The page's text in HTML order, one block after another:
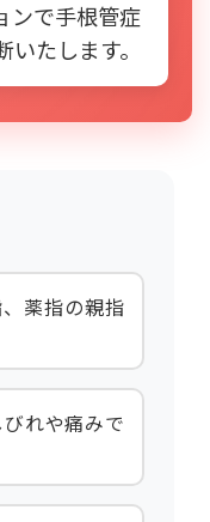
ンで手根管症
たします。
薬指の親指
れや痛みで